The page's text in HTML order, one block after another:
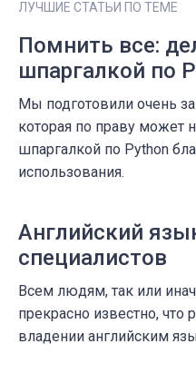
ЛУЧШИЕ СТАТЬИ ПО ТЕМЕ
Помнить все:
шпаргалкой по
Мы подготовили очень
которая по праву может
шпаргалкой по Python
использования.
Английский
специалистов
Всем людям, так или
прекрасно известно, что
владении английским